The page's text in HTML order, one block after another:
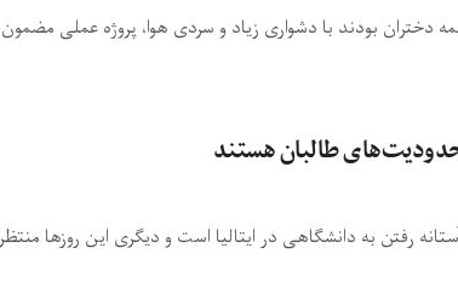
بودند با دشواری زیاد و سردی هوا، پروژه عملی
طالبان هستند
رفتن به دانشگاهی در ایتالیا است و دیگری این روزها